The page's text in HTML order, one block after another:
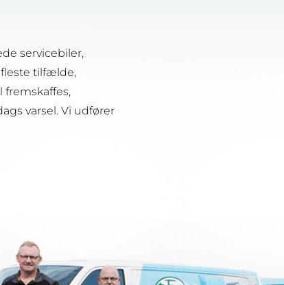
servicebiler,
fleste tilfælde,
varsel. Vi udfører